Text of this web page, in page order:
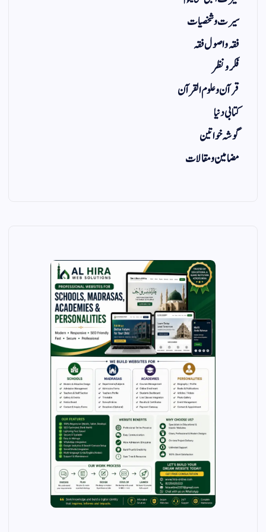
سیرت و شخصیات
فقہ و اصول فقہ
فکر و نظر
قرآن و علوم القرآن
کتابی دنیا
گوشہ خواتین
مضامین و مقالات